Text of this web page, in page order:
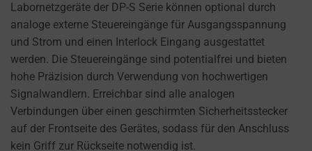
Labornetzgeräte der DP-S Serie können optional durch
analoge externe Steuereingänge für Ausgangsspannung
und Strom und einen Interlock Eingang ausgestattet
werden. Die Steuereingänge sind potentialfrei und bieten
hohe Präzision durch Verwendung von hochwertigen
Signalwandlern. Erreichbar sind alle analogen
Verbindungen über einen geschirmten Sicherheitsstecker
auf der Frontseite des Gerätes, sodass für den Anschluss
kein Griff zur Rückseite notwendig ist.
refer
the
website’s
privacy
policy.
This
document